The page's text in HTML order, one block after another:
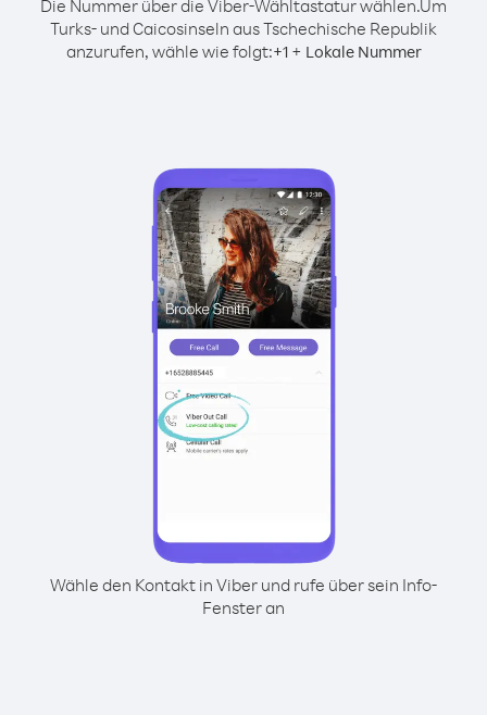
Die Nummer über die Viber-Wähltastatur wählen.Um
Turks- und Caicosinseln aus Tschechische Republik
anzurufen, wähle wie folgt:+1+ Lokale Nummer
Wähle den Kontakt in Viber und rufe über sein Info-
Fenster an